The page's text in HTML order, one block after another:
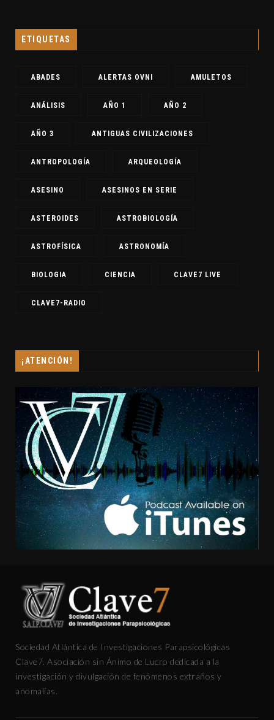
ETIQUETAS
ABADES ALERTAS OVNI AMULETOS
ANÁLISIS AÑO 1 AÑO 2
AÑO 3 ANTIGUAS CIVILIZACIONES
ANTROPOLOGÍA ARQUEOLOGÍA
ASESINO ASESINOS EN SERIE
ASTEROIDES ASTROBIOLOGÍA
ASTROFÍSICA ASTRONOMÍA
BIOLOGIA CIENCIA CLAVE7 LIVE
CLAVE7-RADIO
¡ATENCIÓN!
Sociedad Atlántica de Investigaciones Parapsicológicas
Clave7. Asociación sin Ánimo de Lucro dedicada a la
investigación y divulgación de fenómenos extraños y
anomalías.